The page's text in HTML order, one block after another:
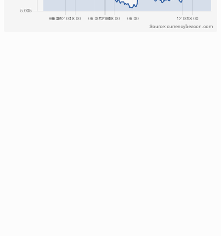
Source: currencybeacon.com